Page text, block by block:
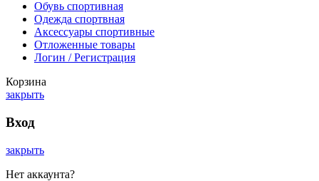
Обувь спортивная
Одежда спортвная
Аксессуары спортивные
Отложенные товары
Логин / Регистрация
Корзина
закрыть
Вход
закрыть
Нет аккаунта?